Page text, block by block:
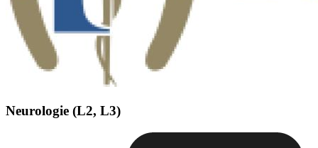
Neurologie (L2, L3)